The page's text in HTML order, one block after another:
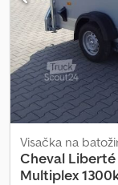
polyesteru v
zadní dveře a
kotvící oka,
DPH, záruka –
telefonické
pátek nebo
ochrana značky 02/
Visačka na
Cheval
Multiplex